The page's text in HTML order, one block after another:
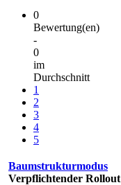
0
Bewertung(en)
-
0
im
Durchschnitt
1
2
3
4
5
Baumstrukturmodus
Verpflichtender